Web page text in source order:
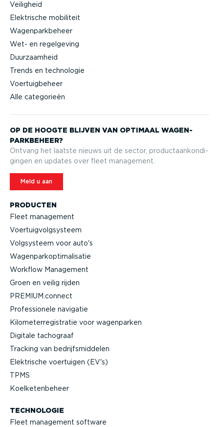
Veiligheid
Elektrische mobiliteit
Wagenparkbeheer
Wet- en regelgeving
Duurzaamheid
Trends en technologie
Voertuigbeheer
Alle categorieën
PRODUCTEN
Fleet management
Voertuig­volg­systeem
Volgsysteem voor auto's
Wagen­par­kop­ti­ma­li­satie
Workflow Management
Groen en veilig rijden
PREMIUM.connect
Profes­si­onele navigatie
Kilome­ter­re­gi­stratie voor wagenparken
Digitale tachograaf
Tracking van bedrijfs­mid­delen
Elektrische voertuigen (EV's)
TPMS
Koelke­ten­beheer
TECHNOLOGIE
Fleet management software
OP DE HOOGTE BLIJVEN VAN OPTIMAAL WAGEN­
PARK­BEHEER?
Ontvang het laatste nieuws uit de sector, product­aan­kon­di­
gingen en updates over fleet management.
Meld u aan